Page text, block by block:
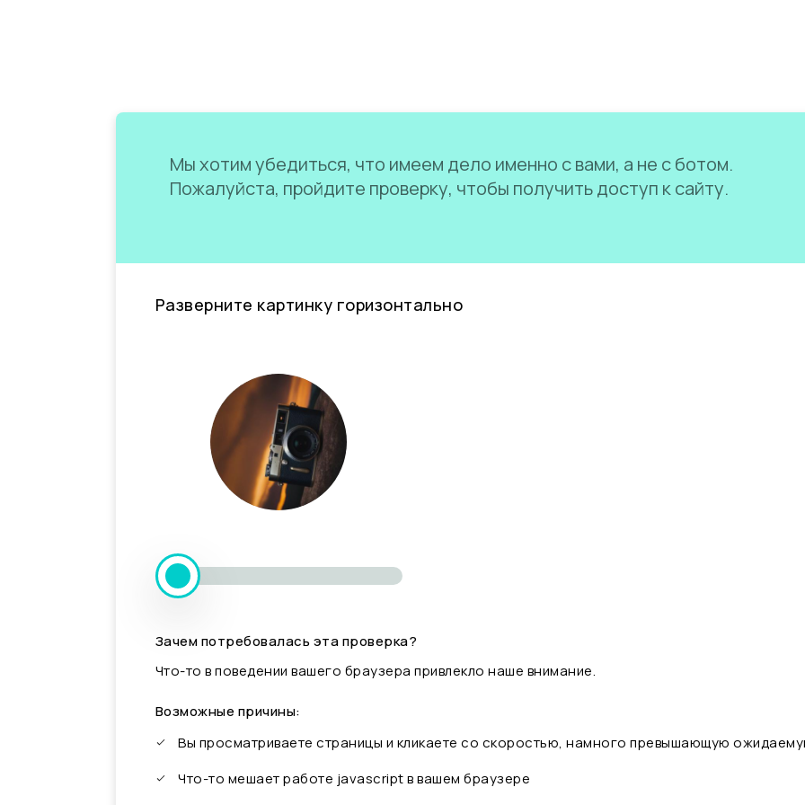
Мы хотим убедиться, что имеем дело именно с вами, а не с ботом.
Пожалуйста, пройдите проверку, чтобы получить доступ к сайту.
Разверните картинку горизонтально
Зачем потребовалась эта проверка?
Что-то в поведении вашего браузера привлекло наше внимание.
Возможные причины:
Вы просматриваете страницы и кликаете со скоростью, намного превышающую
Что-то мешает работе javascript в вашем браузере